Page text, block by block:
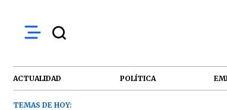
ACTUALIDAD POLÍTICA
TEMAS DE HOY: